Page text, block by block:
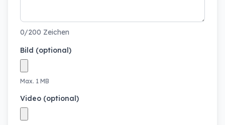
0/200 Zeichen
Bild (optional)
Max. 1 MB
Video (optional)